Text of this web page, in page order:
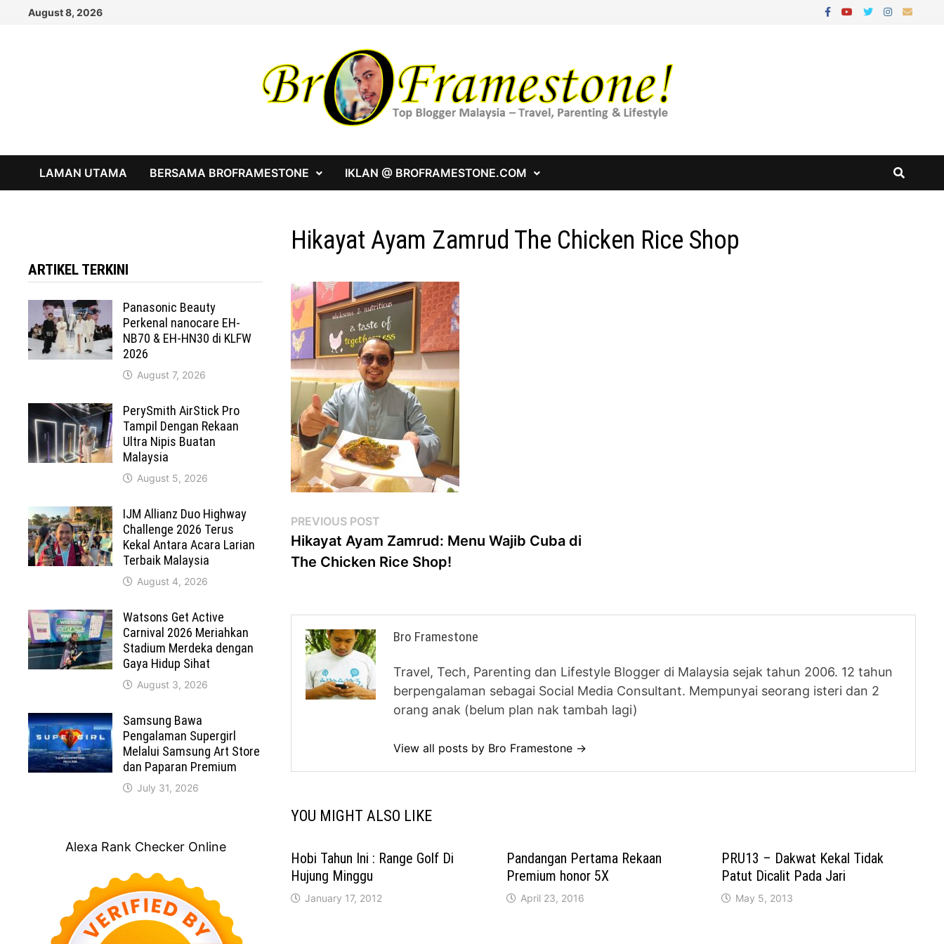
August 8, 2026
LAMAN UTAMA BERSAMA BROFRAMESTONE IKLAN @ BROFRAMESTONE.COM
Hikayat Ayam Zamrud The Chicken Rice Shop
Post
navigation
PREVIOUS POST
post:
Hikayat Ayam Zamrud: Menu Wajib Cuba di
The Chicken Rice Shop!
Bro Framestone
Travel, Tech, Parenting dan Lifestyle Blogger di Malaysia sejak tahun 2006. 12 tahun
berpengalaman sebagai Social Media Consultant. Mempunyai seorang isteri dan 2
orang anak (belum plan nak tambah lagi)
View all posts by Bro Framestone →
YOU MIGHT ALSO LIKE
Hobi Tahun Ini : Range Golf Di
Hujung Minggu
January 17, 2012
Pandangan Pertama Rekaan
Premium honor 5X
April 23, 2016
PRU13 – Dakwat Kekal Tidak
Patut Dicalit Pada Jari
May 5, 2013
ARTIKEL TERKINI
Panasonic Beauty
Perkenal nanocare EH-
NB70 & EH-HN30 di KLFW
2026
August 7, 2026
PerySmith AirStick Pro
Tampil Dengan Rekaan
Ultra Nipis Buatan
Malaysia
August 5, 2026
IJM Allianz Duo Highway
Challenge 2026 Terus
Kekal Antara Acara Larian
Terbaik Malaysia
August 4, 2026
Watsons Get Active
Carnival 2026 Meriahkan
Stadium Merdeka dengan
Gaya Hidup Sihat
August 3, 2026
Samsung Bawa
Pengalaman Supergirl
Melalui Samsung Art Store
dan Paparan Premium
July 31, 2026
Alexa Rank Checker Online